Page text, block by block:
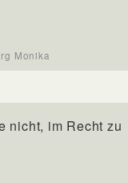
Monika
nicht, im Recht zu